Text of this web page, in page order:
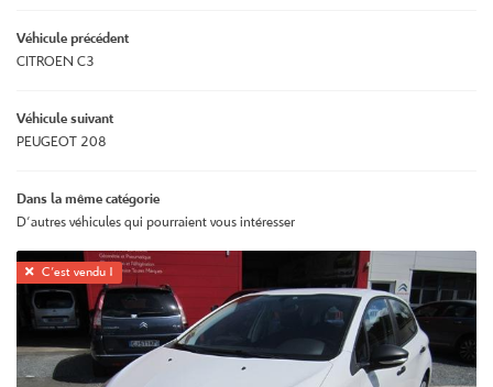
Véhicule précédent
CITROEN C3
Véhicule suivant
PEUGEOT 208
Dans la même catégorie
D'autres véhicules qui pourraient vous intéresser
 C'est vendu !